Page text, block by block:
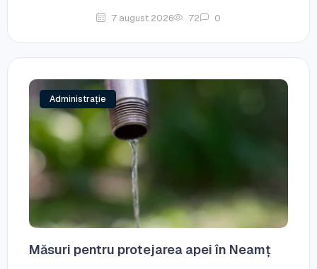
7 august 2026 72 0
Administrație
Măsuri pentru protejarea apei în Neamț